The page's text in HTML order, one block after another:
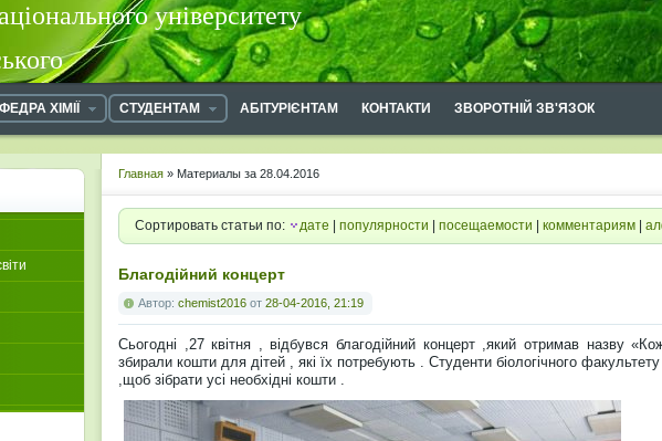
університету
ХІМІЇ СТУДЕНТАМ АБІТУРІЄНТАМ КОНТАКТИ ЗВОРОТНІЙ ЗВ'ЯЗОК
Главная » Материалы за 28.04.2016
Сортировать статьи по: дате популярности посещаемости комментариям
Благодійний концерт
Автор: chemist2016 от 28-04-2016, 21:19
Сьогодні ,27 квітня , відбувся благодійний концерт ,який отримав назву
збирали кошти для дітей , які їх потребують . Студенти біологічного
,щоб зібрати усі необхідні кошти .